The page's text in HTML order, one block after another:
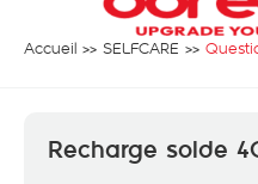
Accueil SELFCARE
Recharge solde